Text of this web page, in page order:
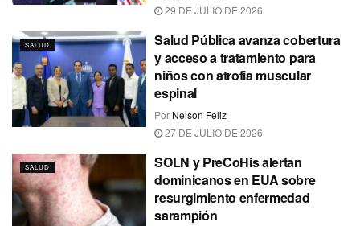
29 DE JULIO DE 2026
SALUD
Salud Pública avanza cobertura
y acceso a tratamiento para
niños con atrofia muscular
espinal
Por Nelson Feliz
27 DE JULIO DE 2026
SALUD
SOLN y PreCoHis alertan
dominicanos en EUA sobre
resurgimiento enfermedad
sarampión